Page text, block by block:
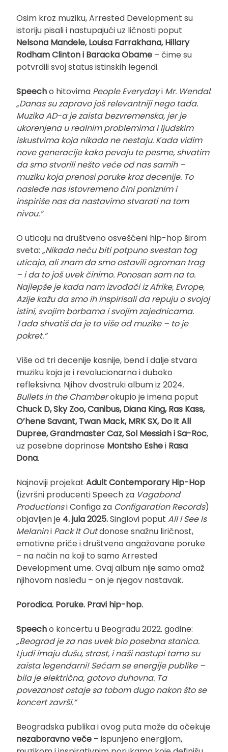
Osim kroz muziku, Arrested Development su
istoriju pisali i nastupajući uz ličnosti poput
Nelsona Mandele, Louisa Farrakhana, Hillary
Rodham Clinton i Baracka Obame – čime su
potvrdili svoj status istinskih legendi.
Speecho hitovima People Everydayi Mr. Wendal:
„Danas su zapravo još relevantniji nego tada.
Muzika AD-a je zaista bezvremenska, jer je
ukorenjena u realnim problemima i ljudskim
iskustvima koja nikada ne nestaju. Kada vidim
nove generacije kako pevaju te pesme, shvatim
da smo stvorili nešto veće od nas samih –
muziku koja prenosi poruke kroz decenije. To
nasleđe nas istovremeno čini poniznim i
inspiriše nas da nastavimo stvarati na tom
nivou.“
O uticaju na društveno osvešćeni hip-hop širom
sveta: „Nikada neću biti potpuno svestan tog
uticaja, ali znam da smo ostavili ogroman trag
– i da to još uvek činimo. Ponosan sam na to.
Najlepše je kada nam izvođači iz Afrike, Evrope,
Azije kažu da smo ih inspirisali da repuju o svojoj
istini, svojim borbama i svojim zajednicama.
Tada shvatiš da je to više od muzike – to je
pokret.“
Više od tri decenije kasnije, bend i dalje stvara
muziku koja je i revolucionarna i duboko
refleksivna. Njihov dvostruki album iz 2024.
Bullets in the Chamberokupio je imena poput
Chuck D, Sky Zoo, Canibus, Diana King, Ras Kass,
O’hene Savant, Twan Mack, MRK SX, Do it All
Dupree, Grandmaster Caz, Sol Messiah i Sa-Roc,
uz posebne doprinose Montsho Eshei Rasa
Dona.
Najnoviji projekat Adult Contemporary Hip-Hop
(izvršni producenti Speech za Vagabond
Productionsi Configa za Configaration Records)
objavljen je 4. jula 2025.Singlovi poput All I See Is
Melanini Pack It Outdonose snažnu liričnost,
emotivne priče i društveno angažovane poruke
– na način na koji to samo Arrested
Development ume. Ovaj album nije samo omaž
njihovom nasleđu – on je njegov nastavak.
Porodica. Poruke. Pravi hip-hop.
Speecho koncertu u Beogradu 2022. godine:
„Beograd je za nas uvek bio posebna stanica.
Ljudi imaju dušu, strast, i naši nastupi tamo su
zaista legendarni! Sećam se energije publike –
bila je električna, gotovo duhovna. Ta
povezanost ostaje sa tobom dugo nakon što se
koncert završi.“
Beogradska publika i ovog puta može da očekuje
nezaboravno veče – ispunjeno energijom,